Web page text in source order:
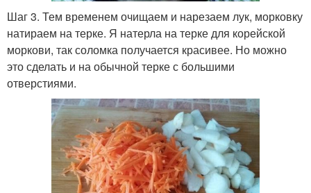
Шаг 3. Тем временем очищаем и нарезаем лук, морковку
натираем на терке. Я натерла на терке для корейской
моркови, так соломка получается красивее. Но можно
это сделать и на обычной терке с большими
отверстиями.